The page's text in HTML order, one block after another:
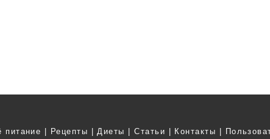
питание Рецепты |Диеты |Статьи Контакты